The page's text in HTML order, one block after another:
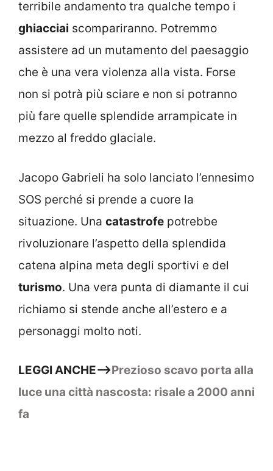
terribile andamento tra qualche tempo i
ghiacciai scompariranno. Potremmo
assistere ad un mutamento del paesaggio
che è una vera violenza alla vista. Forse
non si potrà più sciare e non si potranno
più fare quelle splendide arrampicate in
mezzo al freddo glaciale.
Jacopo Gabrieli ha solo lanciato l’ennesimo
SOS perché si prende a cuore la
situazione. Una catastrofe potrebbe
rivoluzionare l’aspetto della splendida
catena alpina meta degli sportivi e del
turismo. Una vera punta di diamante il cui
richiamo si stende anche all’estero e a
personaggi molto noti.
LEGGI ANCHE–>Prezioso scavo porta alla
luce una città nascosta: risale a 2000 anni
fa